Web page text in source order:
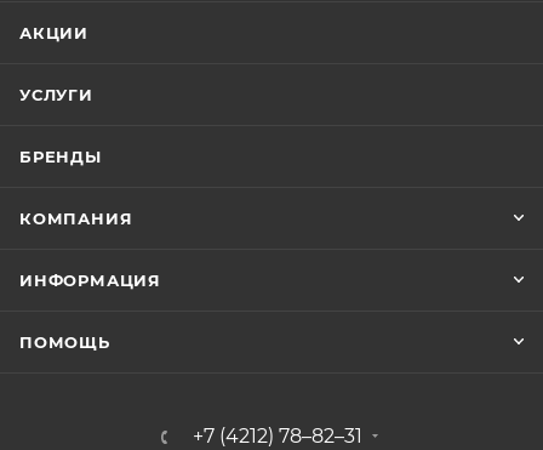
АКЦИИ
УСЛУГИ
БРЕНДЫ
КОМПАНИЯ
ИНФОРМАЦИЯ
ПОМОЩЬ
+7 (4212) 78–82–31